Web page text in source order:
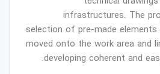
infrastructures. The
selection of pre-made
moved onto the work area and
developing coherent and